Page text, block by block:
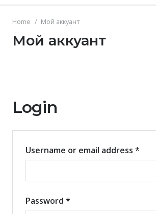
Home / Мой аккуант
Мой аккуант
Login
Username or email address *
Password *